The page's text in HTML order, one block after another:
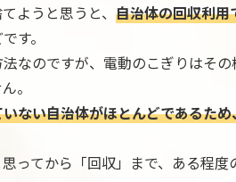
ようと思うと、 自治体の回収利用
す。
なのですが、電動のこぎりはその
。
ない自治体がほとんどであるた
ってから「回収」まで、ある程度